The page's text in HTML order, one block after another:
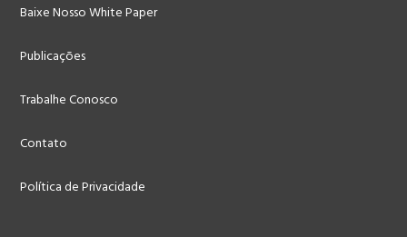
Baixe Nosso White Paper
Publicações
Trabalhe Conosco
Contato
Política de Privacidade